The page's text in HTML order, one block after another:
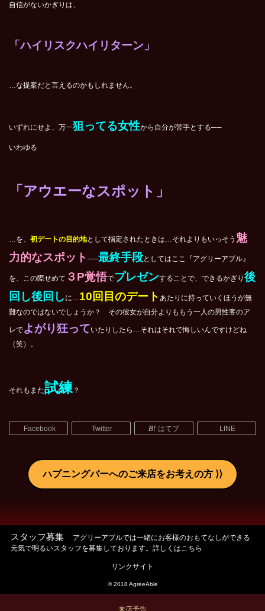
自信がないかぎりは、
「ハイリスクハイリターン」
…な提案だと言えるのかもしれません。
いずれにせよ、万一狙ってる女性から自分が苦手とする──
いわゆる
「アウエーなスポット」
…を、 初デートの目的地として指定されたときは…それよりもいっそう 魅
力的なスポット ──最終手段としてはここ『アグリーアブル』
を、この際せめて ３P覚悟でプレゼンすることで、できるかぎり 後
回し後回し に…10回目のデート あたりに持っていくほうが無
難なのではないでしょうか？ その彼女が自分よりももう一人の男性客のア
レでよがり狂っていたりしたら…それはそれで悔しいんですけどね
（笑）。
それもまた試練？
Facebook Twitter はてブ LINE
ハプニングバーへのご来店をお考えの方
スタッフ募集
アグリーアブルでは一緒にお客様のおもてなしができる
元気で明るいスタッフを募集しております。詳しくはこちら
リンクサイト
© 2018 AgreeAble
来店予告